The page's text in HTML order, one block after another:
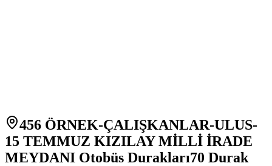
456 ÖRNEK-ÇALIŞKANLAR-ULUS-
15 TEMMUZ KIZILAY MİLLİ İRADE
MEYDANI Otobüs Durakları70 Durak